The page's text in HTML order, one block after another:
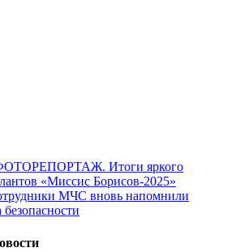
Итоги яркого
«Миссис Борисов-2025»
МЧС вновь напомнили